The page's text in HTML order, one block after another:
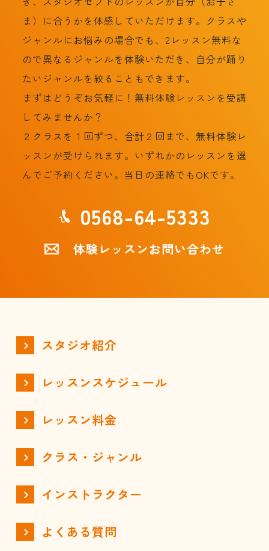
ま）に合うかを体感していただけます。クラスや
ジャンルにお悩みの場合でも、2レッスン無料な
ので異なるジャンルを体験いただき、自分が踊り
たいジャンルを絞ることもできます。
まずはどうぞお気軽に！無料体験レッスンを受講
してみませんか？
２クラスを１回ずつ、合計２回まで、無料体験レ
ッスンが受けられます。いずれかのレッスンを選
んでご予約ください。当日の連絡でもOKです。
0568-64-5333
体験レッスンお問い合わせ
スタジオ紹介
レッスンスケジュール
レッスン料金
クラス・ジャンル
インストラクター
よくある質問